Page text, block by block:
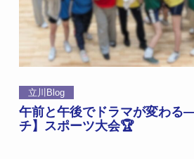
立川Blog
午前と午後でドラマが変わる
チ】スポーツ大会🏆